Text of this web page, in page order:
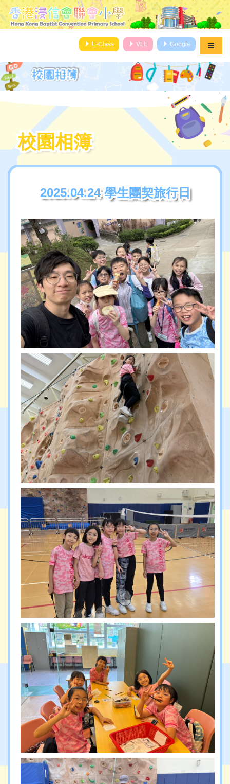
E-Class VLE Google
校園相簿
校園相簿
2025.04.24 學生團契旅行日
2025.04.24 學生團契旅行日